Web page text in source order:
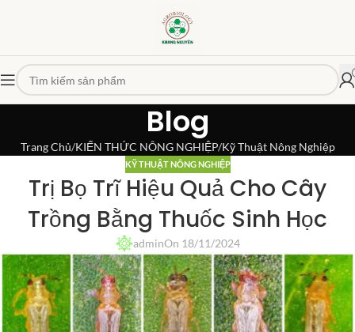
Blog
Trang Chủ KIẾN THỨC NÔNG NGHIỆP Kỹ Thuật Nông Nghiệp
KỸ THUẬT NÔNG NGHIỆP
Trị Bọ Trĩ Hiệu Quả Cho Cây
Trồng Bằng Thuốc Sinh Học
adminOn 18/11/2024